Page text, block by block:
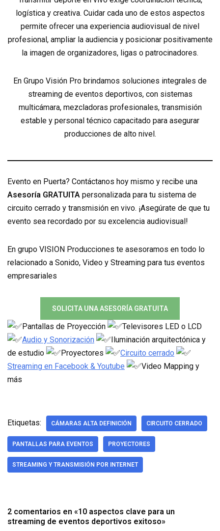
logística y creativa. Cuidar cada uno de estos aspectos
permite ofrecer una experiencia audiovisual de nivel
profesional, ampliar la audiencia y posicionar positivamente
la imagen de organizadores, ligas o patrocinadores.
En Grupo Visión Pro brindamos soluciones integrales de
streaming de eventos deportivos, con sistemas
multicámara, mezcladoras profesionales, transmisión
estable y personal técnico capacitado para asegurar
producciones de alto nivel.
Evento en Puerta? Contáctanos hoy mismo y recibe una
Asesoría GRATUITA personalizada para tu sistema de
circuito cerrado y transmisión en vivo. ¡Asegúrate de que tu
evento sea recordado por su excelencia audiovisual!
En grupo VISION Producciones te asesoramos en todo lo
relacionado a Sonido, Video y Streaming para tus eventos
empresariales
SOLICITA UNA ASESORÍA GRATUITA
Pantallas de Proyección
Televisores LED o LCD
Audio y Sonorización
Iluminación arquitectónica y
de estudio
Proyectores
Circuito cerrado
Streaming en Facebook & Youtube
Video Mapping y
más
Etiquetas: CÁMARAS ALTA DEFINICIÓN CIRCUITO CERRADO
PANTALLAS PARA EVENTOS PROYECTORES
STREAMING Y TRANSMISIÓN POR INTERNET
2 comentarios en «10 aspectos clave para un
streaming de eventos deportivos exitoso»